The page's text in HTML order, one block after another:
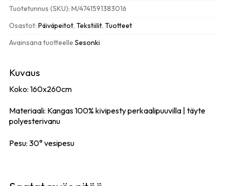
light
grey
Tuotetunnus (SKU):M/4741591383016
Osastot:Päiväpeitot,Tekstiilit,Tuotteet
Avainsana tuotteelleSesonki
Kuvaus
Koko: 160x260cm
Materiaali: Kangas 100% kivipesty perkaalipuuvilla | täyte
polyesterivanu
Pesu: 30° vesipesu